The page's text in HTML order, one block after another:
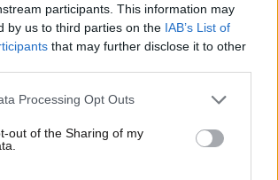
participants. This information may
by us to third parties on the IAB’s List of
that may further disclose it to other
this website/app uses one or more Google
visit or usage behaviour. You may click to
to Google and its third-party tags to
below specified purposes in below Google
Processing Opt Outs
out of the Sharing of my
το NEWSBEAST